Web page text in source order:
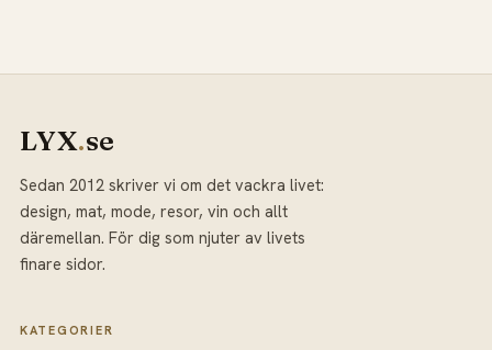
LYX.se
Sedan 2012 skriver vi om det vackra livet:
design, mat, mode, resor, vin och allt
däremellan. För dig som njuter av livets
finare sidor.
KATEGORIER